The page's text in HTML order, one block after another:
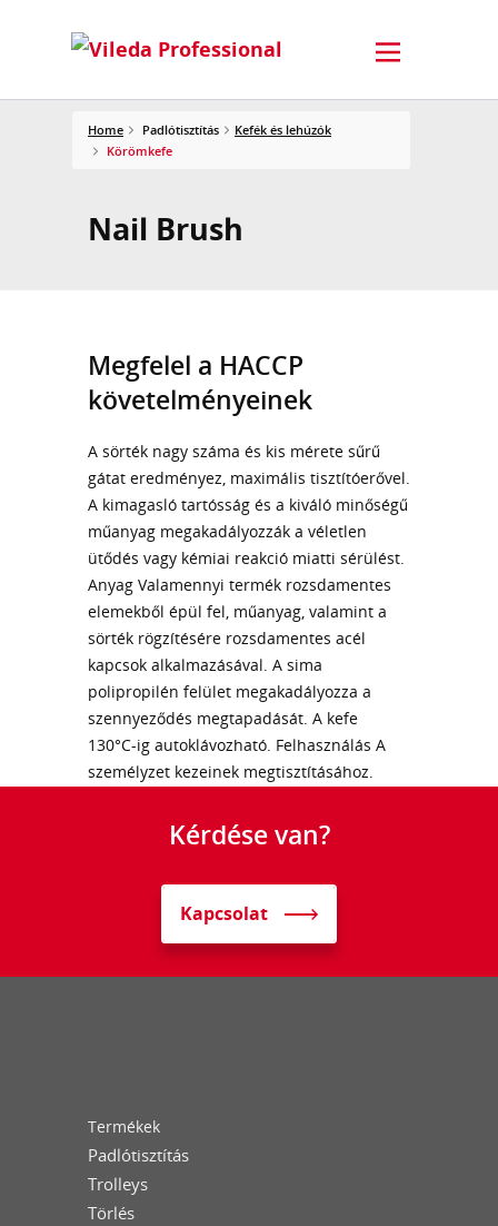
Home Padlótisztítás
Kefék és lehúzók
Körömkefe
Nail Brush
Megfelel a HACCP
követelményeinek
A sörték nagy száma és kis mérete sűrű
gátat eredményez, maximális tisztítóerővel.
A kimagasló tartósság és a kiváló minőségű
műanyag megakadályozzák a véletlen
ütődés vagy kémiai reakció miatti sérülést.
Anyag Valamennyi termék rozsdamentes
elemekből épül fel, műanyag, valamint a
sörték rögzítésére rozsdamentes acél
kapcsok alkalmazásával. A sima
polipropilén felület megakadályozza a
szennyeződés megtapadását. A kefe
130°C-ig autoklávozható. Felhasználás A
személyzet kezeinek megtisztításához.
Kérdése van?
Kapcsolat
Termékek
Padlótisztítás
Trolleys
Törlés